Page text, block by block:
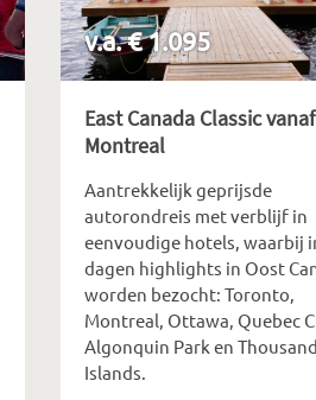
v.a. € 1.095
East Canada Classic vanaf
Montreal
Aantrekkelijk geprijsde
autorondreis met verblijf in
eenvoudige hotels, waarbij
dagen highlights in Oost
worden bezocht: Toronto,
Montreal, Ottawa, Quebec
Algonquin Park en Thousand
Islands.